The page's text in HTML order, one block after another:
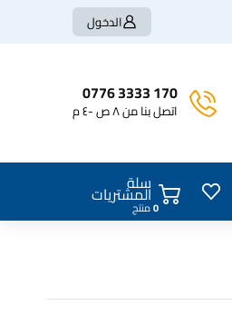
الدخول
170 3333 0776
اتصل بنا من ٨ ص -٤ م
سلة
المشتريات
منتج